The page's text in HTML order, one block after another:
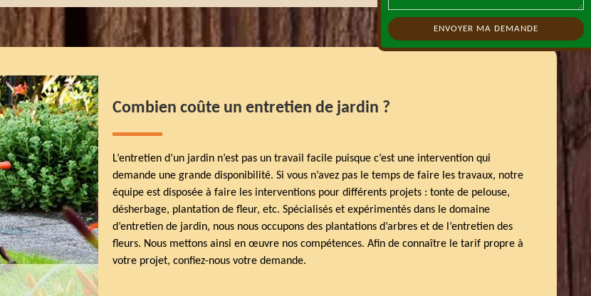
Combien coûte un entretien de jardin ?
L’entretien d’un jardin n’est pas un travail facile puisque c’est une intervention qui
demande une grande disponibilité. Si vous n’avez pas le temps de faire les travaux, notre
équipe est disposée à faire les interventions pour différents projets : tonte de pelouse,
désherbage, plantation de fleur, etc. Spécialisés et expérimentés dans le domaine
d’entretien de jardin, nous nous occupons des plantations d’arbres et de l’entretien des
fleurs. Nous mettons ainsi en œuvre nos compétences. Afin de connaître le tarif propre à
votre projet, confiez-nous votre demande.